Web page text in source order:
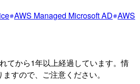
AWS Managed Microsoft AD AWS
てから1年以上経過しています。情
すので、ご注意ください。